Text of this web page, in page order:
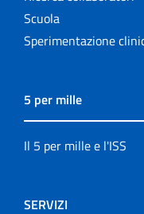
Scuola
Sperimentazione
5 per mille
Il 5 per mille e l'ISS
SERVIZI